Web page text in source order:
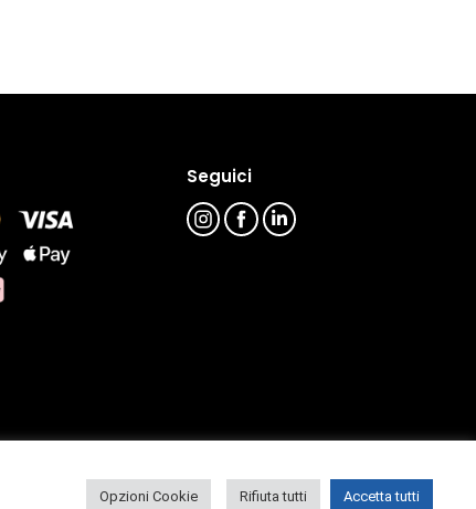
Seguici
Opzioni Cookie Rifiuta tutti Accetta tutti